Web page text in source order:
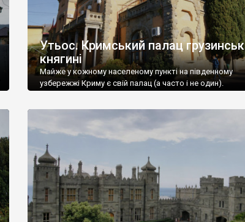
Утьос. Кримський палац
княгині
Майже у кожному населеному пункті на південному
узбережжі Криму є свій палац (а часто і не один).